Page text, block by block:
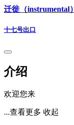
迁徙（instrumental）
十七号出口
介绍
欢迎您来
...查看更多 收起